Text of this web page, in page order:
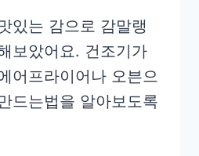
있는 감으로 감말랭
보았어요. 건조기가
어프라이어나 오븐으
드는법을 알아보도록